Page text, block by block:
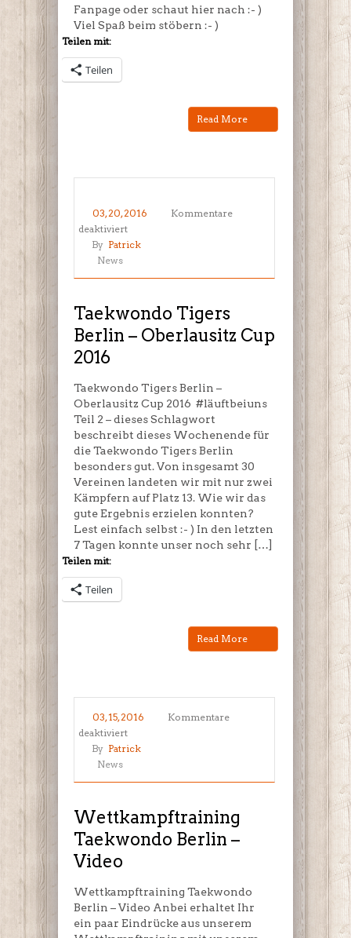
Fanpage oder schaut hier nach :- )
Viel Spaß beim stöbern :- )
Teilen mit:
Teilen
Read More
03, 20, 2016
Kommentare
deaktiviertfür
Taekwondo
Berlin
Oberlausitz
Cup
2016
By Patrick
News
Taekwondo Tigers
Berlin – Oberlausitz Cup
2016
Taekwondo Tigers Berlin –
Oberlausitz Cup 2016 #läuftbeiuns
Teil 2 – dieses Schlagwort
beschreibt dieses Wochenende für
die Taekwondo Tigers Berlin
besonders gut. Von insgesamt 30
Vereinen landeten wir mit nur zwei
Kämpfern auf Platz 13. Wie wir das
gute Ergebnis erzielen konnten?
Lest einfach selbst :- ) In den letzten
7 Tagen konnte unser noch sehr […]
Teilen mit:
Teilen
Read More
03, 15, 2016
Kommentare
deaktiviertfür
Wettkampftraining
Berlin
By Patrick
News
Wettkampftraining
Taekwondo Berlin –
Video
Wettkampftraining Taekwondo
Berlin – Video Anbei erhaltet Ihr
ein paar Eindrücke aus unserem